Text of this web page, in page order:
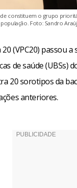
constituem o grupo
população. Foto: Sandro
(VPC20) passou
de saúde (UBSs)
20 sorotipos da
anteriores.